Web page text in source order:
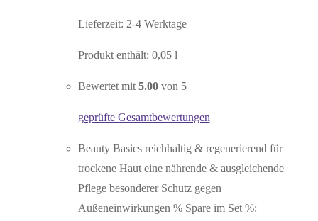
Lieferzeit: 2-4 Werktage
Produkt enthält: 0,05 l
Bewertet mit 5.00von 5
geprüfte Gesamtbewertungen
Beauty Basics reichhaltig & regenerierend für
trockene Haut eine nährende & ausgleichende
Pflege besonderer Schutz gegen
Außeneinwirkungen % Spare im Set %: